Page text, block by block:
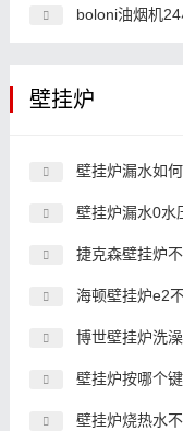
boloni油烟机
壁挂炉
壁挂炉漏水如
壁挂炉漏水0水
捷克森壁挂炉
海顿壁挂炉e2
博世壁挂炉洗
壁挂炉按哪个
壁挂炉烧热水